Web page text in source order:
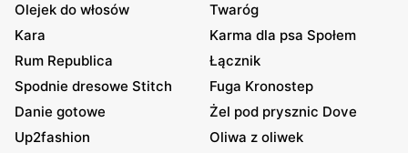
Olejek do włosów
Twaróg
Kara
Karma dla psa Społem
Rum Republica
Łącznik
Spodnie dresowe Stitch
Fuga Kronostep
Danie gotowe
Żel pod prysznic Dove
Up2fashion
Oliwa z oliwek